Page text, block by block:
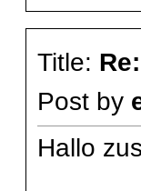
Title:
Post by
Hallo